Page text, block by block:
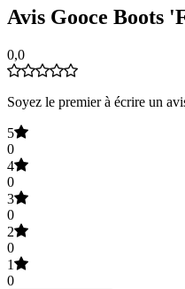
Avis Gooce Boots
0,0
Soyez le premier à écrire un
5
0
4
0
3
0
2
0
1
0